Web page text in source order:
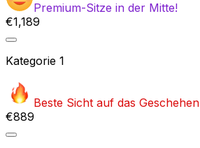
Premium-Sitze in der Mitte!
€1,189
Kategorie 1
Beste Sicht auf das Geschehen
€889